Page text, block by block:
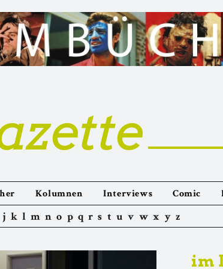
Kolumnen Interviews Comic
j k l m n o p q r s t u v w x y z
im